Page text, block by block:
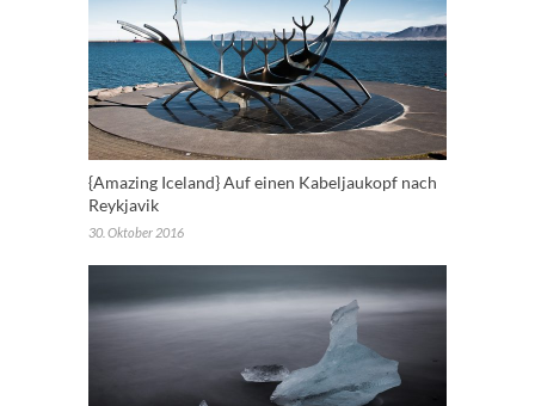
{Amazing Iceland} Auf einen Kabeljaukopf nach
Reykjavik
30. Oktober 2016